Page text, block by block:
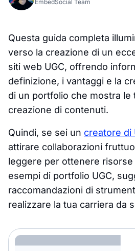
EmbedSocial Team
Questa guida completa
verso la creazione di un
siti web UGC, offrendo
definizione, i vantaggi e la
di un portfolio che mostra le
creazione di contenuti.
Quindi, se sei un creatore di
attirare collaborazioni
leggere per ottenere
esempi di portfolio UGC,
raccomandazioni di
realizzare la tua carriera da